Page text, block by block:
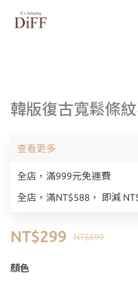
韓版復古寬鬆條紋
全店，滿999元免運費
全店，滿NT$588， 即減
查看更多
NT$699
NT$299
顏色